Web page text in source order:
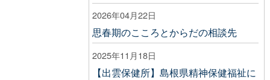
2026年04月22日
思春期のこころとからだの相談先
2025年11月18日
【出雲保健所】島根県精神保健福祉に